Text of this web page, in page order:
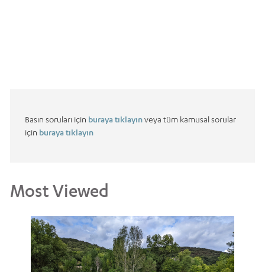
Basın soruları için buraya tıklayınveya tüm kamusal sorular
için buraya tıklayın
Most Viewed